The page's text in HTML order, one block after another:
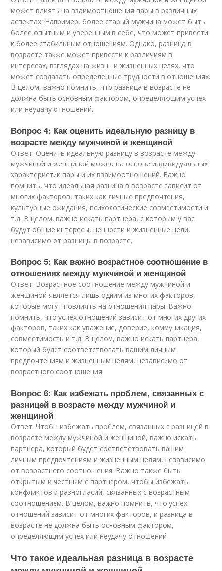
может влиять на взаимоотношения пары в различных
аспектах. Например, более старый мужчина может быть
более опытным и уверенным в себе, что может привести
к более стабильным отношениям. Однако, разница в
возрасте также может привести к различиям в
интересах, взглядах на жизнь и жизненных целях, что
может создавать определенные трудности в отношениях.
В целом, важно помнить, что разница в возрасте не
должна быть основным фактором, определяющим успех
или неудачу отношений.
Вопрос 4: Как оценить идеальную разницу в
возрасте между мужчиной и женщиной
Ответ: Оценить идеальную разницу в возрасте между
мужчиной и женщиной можно на основе индивидуальных
характеристик пары и их взаимоотношений. Важно
помнить, что идеальная разница в возрасте зависит от
многих факторов, таких как личные предпочтения,
культурные ожидания, психологические совместимости и
т.д. В целом, важно искать партнера, с которым у вас
будут общие интересы, ценности и жизненные цели,
независимо от разницы в возрасте.
Вопрос 5: Как важно возрастное соотношение в
отношениях между мужчиной и женщиной
Ответ: Возрастное соотношение между мужчиной и
женщиной является лишь одним из многих факторов,
которые могут повлиять на отношения пары. Важно
помнить, что успех отношений зависит от многих других
факторов, таких как уважение, доверие, коммуникация,
совместимость и т.д. В целом, важно искать партнера,
который будет соответствовать вашим личным
предпочтениям и жизненным целям, независимо от
возрастного соотношения.
Вопрос 6: Как избежать проблем, связанных с
разницей в возрасте между мужчиной и
женщиной
Ответ: Чтобы избежать проблем, связанных с разницей в
возрасте между мужчиной и женщиной, важно искать
партнера, который будет соответствовать вашим
личным предпочтениям и жизненным целям, независимо
от возрастного соотношения. Важно также быть
открытым и честным с партнером, чтобы избежать
конфликтов и разногласий, связанных с возрастным
соотношением. В целом, важно помнить, что успех
отношений зависит от многих факторов, и разница в
возрасте не должна быть основным фактором,
определяющим успех или неудачу отношений.
Что такое идеальная разница в возрасте